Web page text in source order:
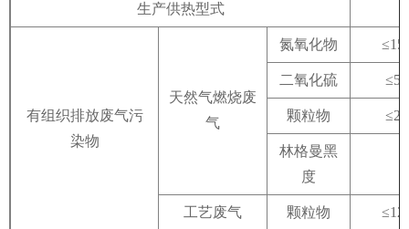
生产供热型式
有组织排放废气污
染物
天然气燃烧废
气
氮氧化物
二氧化硫
颗粒物
林格曼黑
度
工艺废气 颗粒物